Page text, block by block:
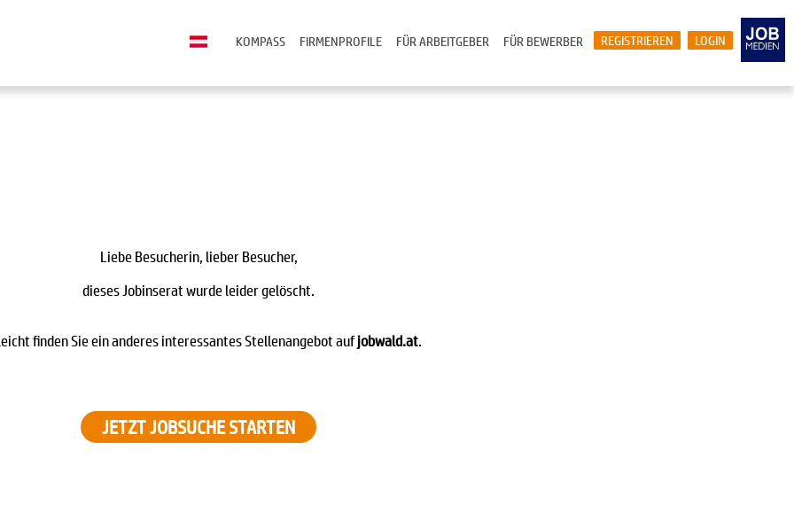
LOGIN
REGISTRIEREN
FÜR BEWERBER
FÜR ARBEITGEBER
FIRMENPROFILE
KOMPASS
Liebe Besucherin, lieber Besucher,
dieses Jobinserat wurde leider gelöscht.
finden Sie ein anderes interessantes Stellenangebot aufjobwald.at
JETZT JOBSUCHE STARTEN